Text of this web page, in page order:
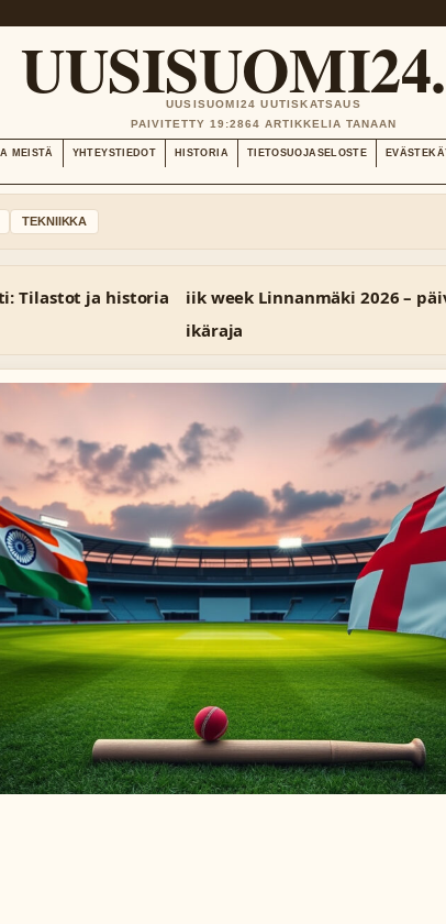
UUSISUOMI24 UUTISKATSAUS
PAIVITETTY 19:2864 ARTIKKELIA TANAAN
MEISTÄ YHTEYSTIEDOT HISTORIA TIETOSUOJASELOSTE
TEKNIIKKA
Tilastot ja historia
iik week Linnanmäki 2026 –
ikäraja